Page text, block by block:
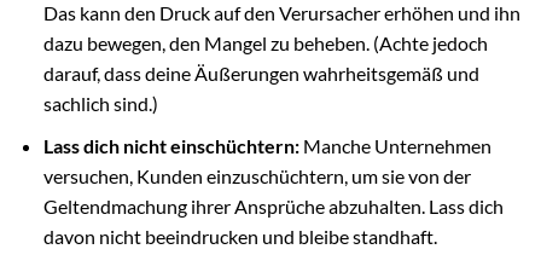
Das kann den Druck auf den Verursacher erhöhen und ihn
dazu bewegen, den Mangel zu beheben. (Achte jedoch
darauf, dass deine Äußerungen wahrheitsgemäß und
sachlich sind.)
Lass dich nicht einschüchtern:Manche Unternehmen
versuchen, Kunden einzuschüchtern, um sie von der
Geltendmachung ihrer Ansprüche abzuhalten. Lass dich
davon nicht beeindrucken und bleibe standhaft.